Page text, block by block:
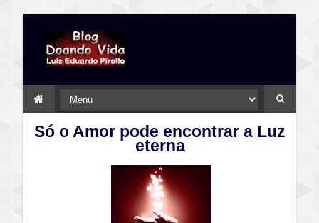
Só o Amor pode encontrar a Luz
eterna